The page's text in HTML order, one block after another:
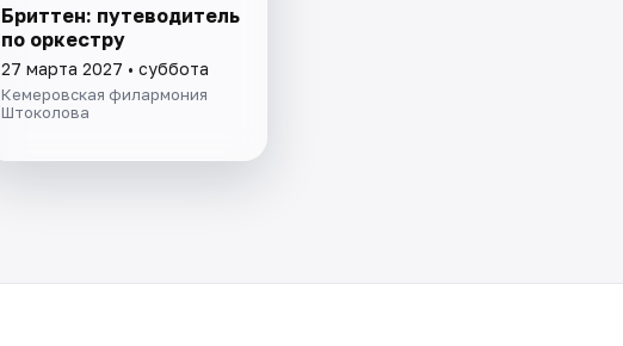
Бриттен: путеводитель
по оркестру
27 марта 2027 • суббота
Кемеровская филармония
Штоколова